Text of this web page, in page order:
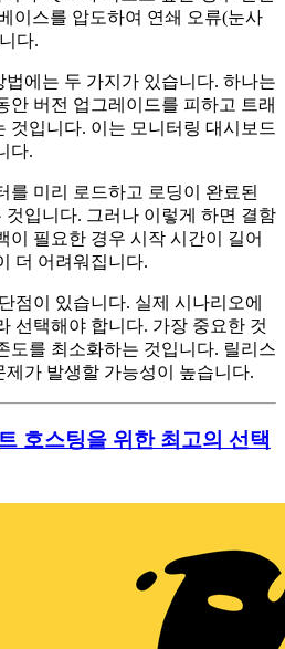
이스를 압도하여 연쇄 오류(눈사
다.
에는 두 가지가 있습니다. 하나는
안 버전 업그레이드를 피하고 트래
것입니다. 이는 모니터링 대시보드
다.
를 미리 로드하고 로딩이 완료된
입니다. 그러나 이렇게 하면 결함
이 필요한 경우 시작 시간이 길어
더 어려워집니다.
점이 있습니다. 실제 시나리오에
선택해야 합니다. 가장 중요한 것
도를 최소화하는 것입니다. 릴리스
가 발생할 가능성이 높습니다.
호스팅을 위한 최고의 선택